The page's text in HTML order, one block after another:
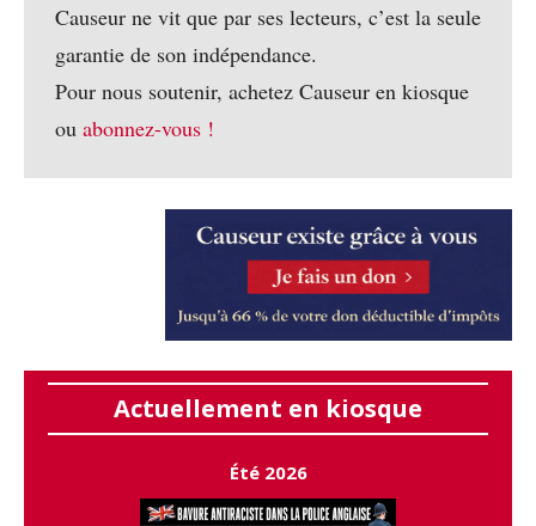
Causeur ne vit que par ses lecteurs, c’est la seule
garantie de son indépendance.
Pour nous soutenir, achetez Causeur en kiosque
ou abonnez-vous !
Actuellement en kiosque
Été 2026